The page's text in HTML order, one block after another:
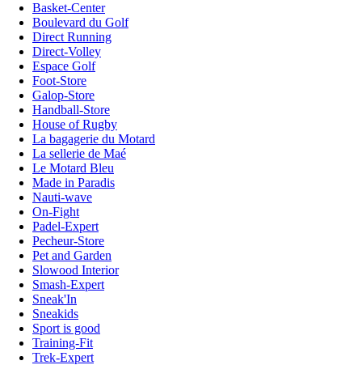
Basket-Center
Boulevard du Golf
Direct Running
Direct-Volley
Espace Golf
Foot-Store
Galop-Store
Handball-Store
House of Rugby
La bagagerie du Motard
La sellerie de Maé
Le Motard Bleu
Made in Paradis
Nauti-wave
On-Fight
Padel-Expert
Pecheur-Store
Pet and Garden
Slowood Interior
Smash-Expert
Sneak'In
Sneakids
Sport is good
Training-Fit
Trek-Expert